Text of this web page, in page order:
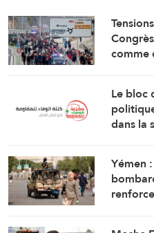
comme
Le bloc
dans la
Yémen
des